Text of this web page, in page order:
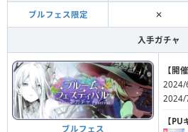
ブルフェス限定 ✕
入手ガチャ
ブルフェス
【開
2024/
2024/
【PU